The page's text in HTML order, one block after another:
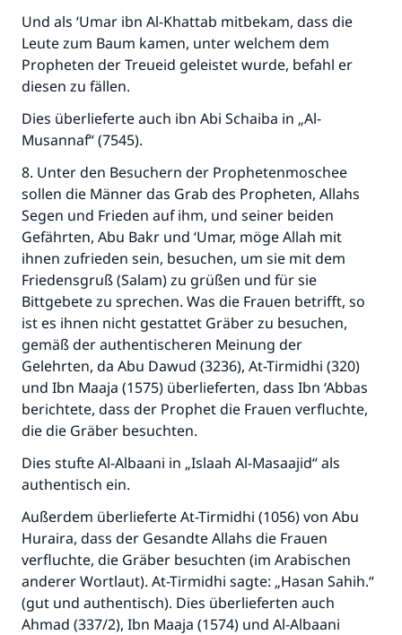
Und als ‘Umar ibn Al-Khattab mitbekam, dass die
Leute zum Baum kamen, unter welchem dem
Propheten der Treueid geleistet wurde, befahl er
diesen zu fällen.
Dies überlieferte auch ibn Abi Schaiba in „Al-
Musannaf“ (7545).
8. Unter den Besuchern der Prophetenmoschee
sollen die Männer das Grab des Propheten, Allahs
Segen und Frieden auf ihm, und seiner beiden
Gefährten, Abu Bakr und ‘Umar, möge Allah mit
ihnen zufrieden sein, besuchen, um sie mit dem
Friedensgruß (Salam) zu grüßen und für sie
Bittgebete zu sprechen. Was die Frauen betrifft, so
ist es ihnen nicht gestattet Gräber zu besuchen,
gemäß der authentischeren Meinung der
Gelehrten, da Abu Dawud (3236), At-Tirmidhi (320)
und Ibn Maaja (1575) überlieferten, dass Ibn ‘Abbas
berichtete, dass der Prophet die Frauen verfluchte,
die die Gräber besuchten.
Dies stufte Al-Albaani in „Islaah Al-Masaajid“ als
authentisch ein.
Außerdem überlieferte At-Tirmidhi (1056) von Abu
Huraira, dass der Gesandte Allahs die Frauen
verfluchte, die Gräber besuchten (im Arabischen
anderer Wortlaut). At-Tirmidhi sagte: „Hasan Sahih.“
(gut und authentisch). Dies überlieferten auch
Ahmad (337/2), Ibn Maaja (1574) und Al-Albaani
Unterstütze die Arbeit von Islam Q&A
Der Prophet -Allahs Segen und Frieden auf
ihm- sagte:
"Wer zum Guten aufruft, hat den Lohn
Beitrag dazu